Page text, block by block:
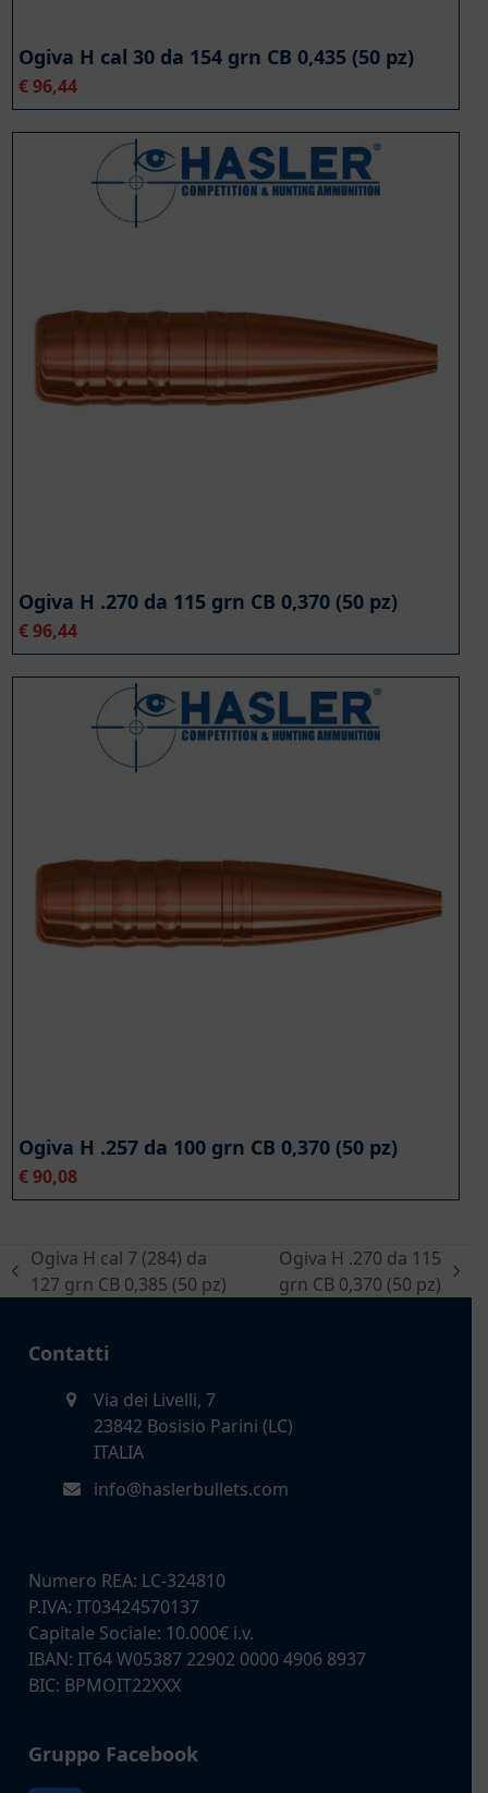
Ogiva H cal 30 da 154 grn CB 0,435 (50 pz)
€96,44
Ogiva H .270 da 115 grn CB 0,370 (50 pz)
€96,44
Ogiva H .257 da 100 grn CB 0,370 (50 pz)
€90,08
post
Ogiva H cal 7 (284) da
127 grn CB 0,385 (50 pz)
articolo
Ogiva H .270 da 115
grn CB 0,370 (50 pz)
Contatti
Via dei Livelli, 7
23842 Bosisio Parini (LC)
ITALIA
info@haslerbullets.com
Numero REA: LC-324810
P.IVA: IT03424570137
Capitale Sociale: 10.000€ i.v.
IBAN: IT64 W05387 22902 0000 4906 8937
BIC: BPMOIT22XXX
Gruppo Facebook